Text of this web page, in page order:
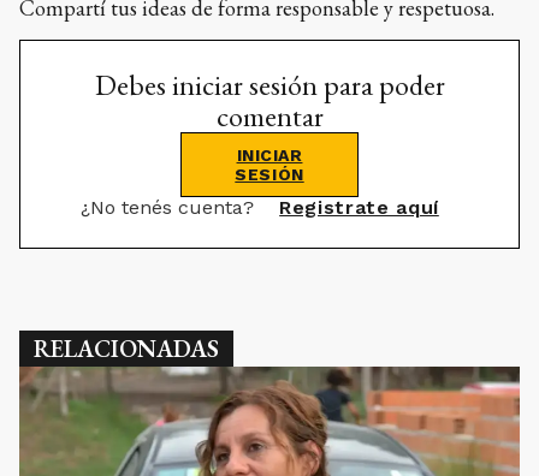
Compartí tus ideas de forma responsable y respetuosa.
Debes iniciar sesión para poder
comentar
INICIAR
SESIÓN
¿No tenés cuenta? Registrate aquí
RELACIONADAS